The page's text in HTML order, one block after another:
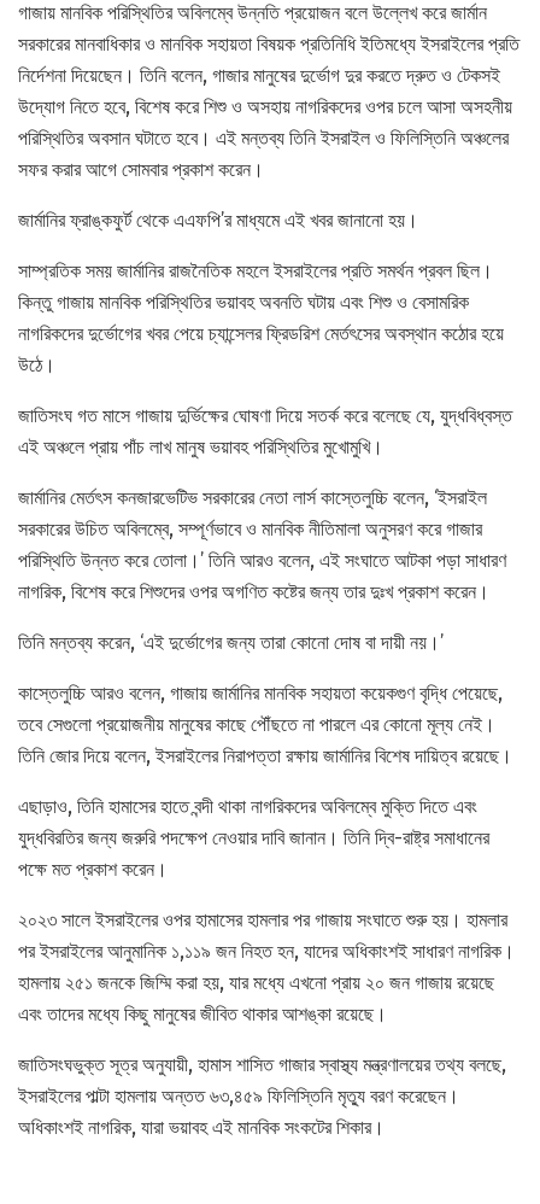
গাজায় মানবিক পরিস্থিতির অবিলম্বে উন্নতি প্রয়োজন বলে উল্লেখ করে জার্মান
সরকারের মানবাধিকার ও মানবিক সহায়তা বিষয়ক প্রতিনিধি ইতিমধ্যে ইসরাইলের প্রতি
নির্দেশনা দিয়েছেন। তিনি বলেন, গাজার মানুষের দুর্ভোগ দুর করতে দ্রুত ও টেকসই
উদ্যোগ নিতে হবে, বিশেষ করে শিশু ও অসহায় নাগরিকদের ওপর চলে আসা অসহনীয়
পরিস্থিতির অবসান ঘটাতে হবে। এই মন্তব্য তিনি ইসরাইল ও ফিলিস্তিনি অঞ্চলের
সফর করার আগে সোমবার প্রকাশ করেন।
জার্মানির ফ্রাঙ্কফুর্ট থেকে এএফপি’র মাধ্যমে এই খবর জানানো হয়।
সাম্প্রতিক সময় জার্মানির রাজনৈতিক মহলে ইসরাইলের প্রতি সমর্থন প্রবল ছিল।
কিন্তু গাজায় মানবিক পরিস্থিতির ভয়াবহ অবনতি ঘটায় এবং শিশু ও বেসামরিক
নাগরিকদের দুর্ভোগের খবর পেয়ে চ্যান্সেলর ফ্রিডরিশ মের্তৎসের অবস্থান কঠোর হয়ে
উঠে।
জাতিসংঘ গত মাসে গাজায় দুর্ভিক্ষের ঘোষণা দিয়ে সতর্ক করে বলেছে যে, যুদ্ধবিধ্বস্ত
এই অঞ্চলে প্রায় পাঁচ লাখ মানুষ ভয়াবহ পরিস্থিতির মুখোমুখি।
জার্মানির মের্তৎস কনজারভেটিভ সরকারের নেতা লার্স কাস্তেলুচ্চি বলেন, ‘ইসরাইল
সরকারের উচিত অবিলম্বে, সম্পূর্ণভাবে ও মানবিক নীতিমালা অনুসরণ করে গাজার
পরিস্থিতি উন্নত করে তোলা।’ তিনি আরও বলেন, এই সংঘাতে আটকা পড়া সাধারণ
নাগরিক, বিশেষ করে শিশুদের ওপর অগণিত কষ্টের জন্য তার দুঃখ প্রকাশ করেন।
তিনি মন্তব্য করেন, ‘এই দুর্ভোগের জন্য তারা কোনো দোষ বা দায়ী নয়।’
কাস্তেলুচ্চি আরও বলেন, গাজায় জার্মানির মানবিক সহায়তা কয়েকগুণ বৃদ্ধি পেয়েছে,
তবে সেগুলো প্রয়োজনীয় মানুষের কাছে পৌঁছতে না পারলে এর কোনো মূল্য নেই।
তিনি জোর দিয়ে বলেন, ইসরাইলের নিরাপত্তা রক্ষায় জার্মানির বিশেষ দায়িত্ব রয়েছে।
এছাড়াও, তিনি হামাসের হাতে বন্দী থাকা নাগরিকদের অবিলম্বে মুক্তি দিতে এবং
যুদ্ধবিরতির জন্য জরুরি পদক্ষেপ নেওয়ার দাবি জানান। তিনি দ্বি-রাষ্ট্র সমাধানের
পক্ষে মত প্রকাশ করেন।
২০২৩ সালে ইসরাইলের ওপর হামাসের হামলার পর গাজায় সংঘাতে শুরু হয়। হামলার
পর ইসরাইলের আনুমানিক ১,১১৯ জন নিহত হন, যাদের অধিকাংশই সাধারণ নাগরিক।
হামলায় ২৫১ জনকে জিম্মি করা হয়, যার মধ্যে এখনো প্রায় ২০ জন গাজায় রয়েছে
এবং তাদের মধ্যে কিছু মানুষের জীবিত থাকার আশঙ্কা রয়েছে।
জাতিসংঘভুক্ত সূত্র অনুযায়ী, হামাস শাসিত গাজার স্বাস্থ্য মন্ত্রণালয়ের তথ্য বলছে,
ইসরাইলের পাল্টা হামলায় অন্তত ৬৩,৪৫৯ ফিলিস্তিনি মৃত্যু বরণ করেছেন।
অধিকাংশই নাগরিক, যারা ভয়াবহ এই মানবিক সংকটের শিকার।